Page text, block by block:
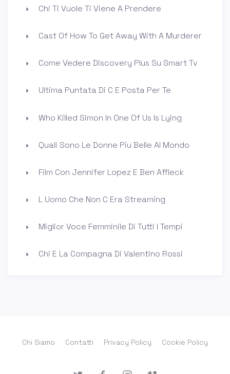
Chi Ti Vuole Ti Viene A Prendere
Cast Of How To Get Away With A Murderer
Come Vedere Discovery Plus Su Smart Tv
Ultima Puntata Di C E Posta Per Te
Who Killed Simon In One Of Us Is Lying
Quali Sono Le Donne Piu Belle Al Mondo
Film Con Jennifer Lopez E Ben Affleck
L Uomo Che Non C Era Streaming
Miglior Voce Femminile Di Tutti I Tempi
Chi E La Compagna Di Valentino Rossi
Chi Siamo Contatti Privacy Policy Cookie Policy